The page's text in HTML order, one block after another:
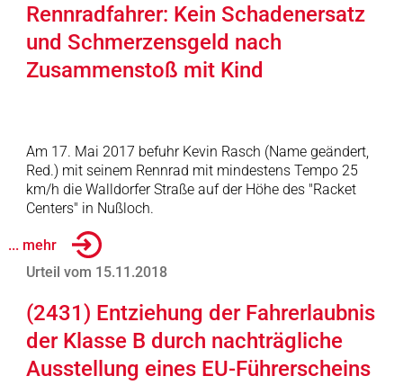
Rennradfahrer: Kein Schadenersatz
und Schmerzensgeld nach
Zusammenstoß mit Kind
Am 17. Mai 2017 befuhr Kevin Rasch (Name geändert,
Red.) mit seinem Rennrad mit mindestens Tempo 25
km/h die Walldorfer Straße auf der Höhe des "Racket
Centers" in Nußloch.
... mehr
Urteil vom 15.11.2018
(2431) Entziehung der Fahrerlaubnis
der Klasse B durch nachträgliche
Ausstellung eines EU-Führerscheins